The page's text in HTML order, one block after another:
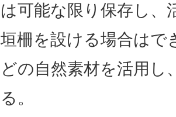
は可能な限り保存し、
垣柵を設ける場合はで
どの自然素材を活用し
る。